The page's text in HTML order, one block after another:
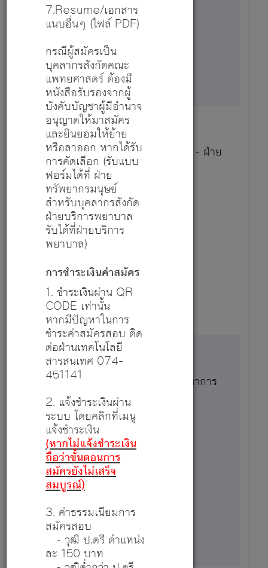
ไม่ระบุ
20 ก.ค. 69 - 10 ส.ค. 69
หัวหน้างานสนับสนุนและบริหารวิจัย - ฝ่าย
อำนวยการวิจัยและนวัตกรรม
รายละเอียด
20 ก.ค. 69 - 10 ส.ค. 69
พนักงานประกอบอาหาร - งานโภชนาการ
สมัครตำแหน่งนี้
รายละเอียด
10,430
17 ก.ค. 69 - 25 ส.ค. 69
7.Resume/เอกสาร
แนบอื่นๆ (ไฟล์ PDF)
กรณีผู้สมัครเป็น
บุคลากรสังกัดคณะ
แพทยศาสตร์ ต้องมี
หนังสือรับรองจากผู้
บังคับบัญชาผู้มีอำนาจ
อนุญาตให้มาสมัคร
และยินยอมให้ย้าย
หรือลาออก หากได้รับ
การคัดเลือก (รับแบบ
ฟอร์มได้ที่ ฝ่าย
ทรัพยากรมนุษย์
สำหรับบุคลากรสังกัด
ฝ่ายบริการพยาบาล
รับได้ที่ฝ่ายบริการ
พยาบาล)
การชำระเงินค่าสมัคร
1. ชำระเงินผ่าน QR
CODE เท่านั้น
หากมีปัญหาในการ
ชำระค่าสมัครสอบ ติด
ต่อฝ่านเทคโนโลยี
สารสนเทศ 074-
451141
2. แจ้งชำระเงินผ่าน
ระบบ โดยคลิกที่เมนู
แจ้งชำระเงิน
(หากไม่แจ้งชำระเงิน
ถือว่าขั้นตอนการ
สมัครยังไม่เสร็จ
สมบูรณ์)
3. ค่าธรรมเนียมการ
สมัครสอบ
- วุฒิ ป.ตรี ตำแหน่ง
ละ 150 บาท